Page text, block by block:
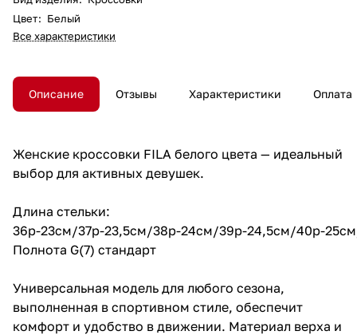
Цвет: Белый
Все характеристики
Описание Отзывы Характеристики Оплата
Женские кроссовки FILA белого цвета — идеальный
выбор для активных девушек.
Длина стельки:
36р-23см/37р-23,5см/38р-24см/39р-24,5см/40р-
Полнота G(7) стандарт
Универсальная модель для любого сезона,
выполненная в спортивном стиле, обеспечит
комфорт и удобство в движении. Материал верха и